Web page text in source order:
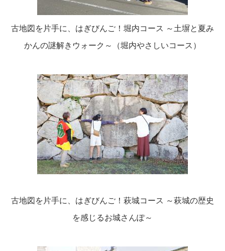
古地図を片手に、はぎびんご！堀内コース ～土塀と夏み
かんの謎解きウォーク～（堀内やさしいコース）
古地図を片手に、はぎびんご！萩城コース ～萩城の歴史
を感じるお城さんぽ～